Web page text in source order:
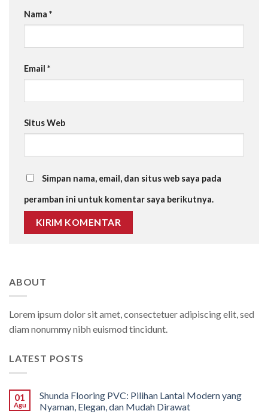
Nama *
Email *
Situs Web
Simpan nama, email, dan situs web saya pada
peramban ini untuk komentar saya berikutnya.
ABOUT
Lorem ipsum dolor sit amet, consectetuer adipiscing elit, sed
diam nonummy nibh euismod tincidunt.
LATEST POSTS
01
Agu
Shunda Flooring PVC: Pilihan Lantai Modern yang
Nyaman, Elegan, dan Mudah Dirawat